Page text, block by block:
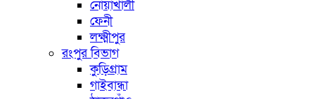
নোয়াখালী
ফেনী
লক্ষ্মীপুর
রংপুর বিভাগ
কুড়িগ্রাম
গাইবান্ধা